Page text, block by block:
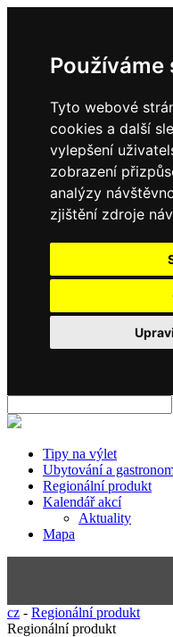
Tyto webové
cookies a další
vylepšení
zobrazení
analýzy
zjištění zdroje
Tipy na výlet
Ubytování a
Regionální produkt
Kalendář akcí
Aktuality
Mapa
cz - Regionální produkt
Regionální produkt